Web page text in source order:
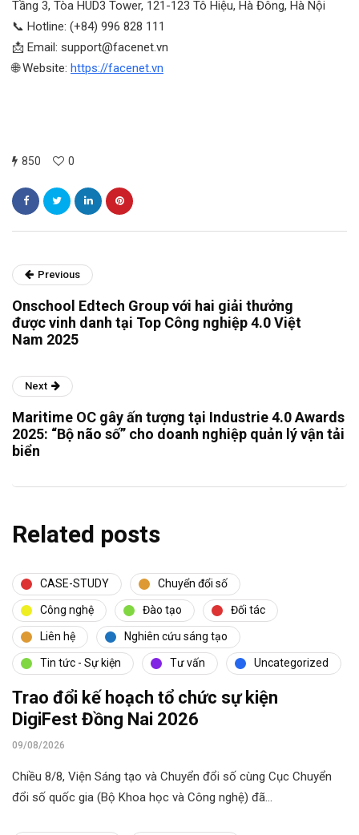
Tầng 3, Tòa HUD3 Tower, 121-123 Tô Hiệu, Hà Đông, Hà Nội
📞 Hotline: (+84) 996 828 111
📩 Email: support@facenet.vn
🌐 Website: https://facenet.vn
850 0
Previous
Onschool Edtech Group với hai giải thưởng
được vinh danh tại Top Công nghiệp 4.0 Việt
Nam 2025
Next
Maritime OC gây ấn tượng tại Industrie 4.0 Awards
2025: “Bộ não số” cho doanh nghiệp quản lý vận tải
biển
Related posts
CASE-STUDY Chuyển đổi số
Công nghệ Đào tạo Đối tác
Liên hệ Nghiên cứu sáng tạo
Tin tức - Sự kiện Tư vấn Uncategorized
Trao đổi kế hoạch tổ chức sự kiện
DigiFest Đồng Nai 2026
09/08/2026
Chiều 8/8, Viện Sáng tạo và Chuyển đổi số cùng Cục Chuyển
đổi số quốc gia (Bộ Khoa học và Công nghệ) đã…